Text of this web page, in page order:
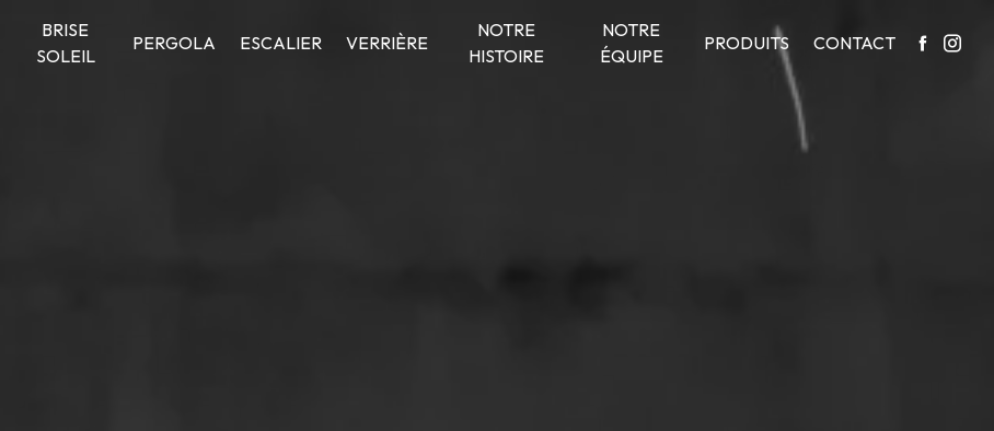
BRISE
SOLEIL
PERGOLA ESCALIER VERRIÈRE
NOTRE
HISTOIRE
NOTRE
ÉQUIPE
PRODUITS CONTACT